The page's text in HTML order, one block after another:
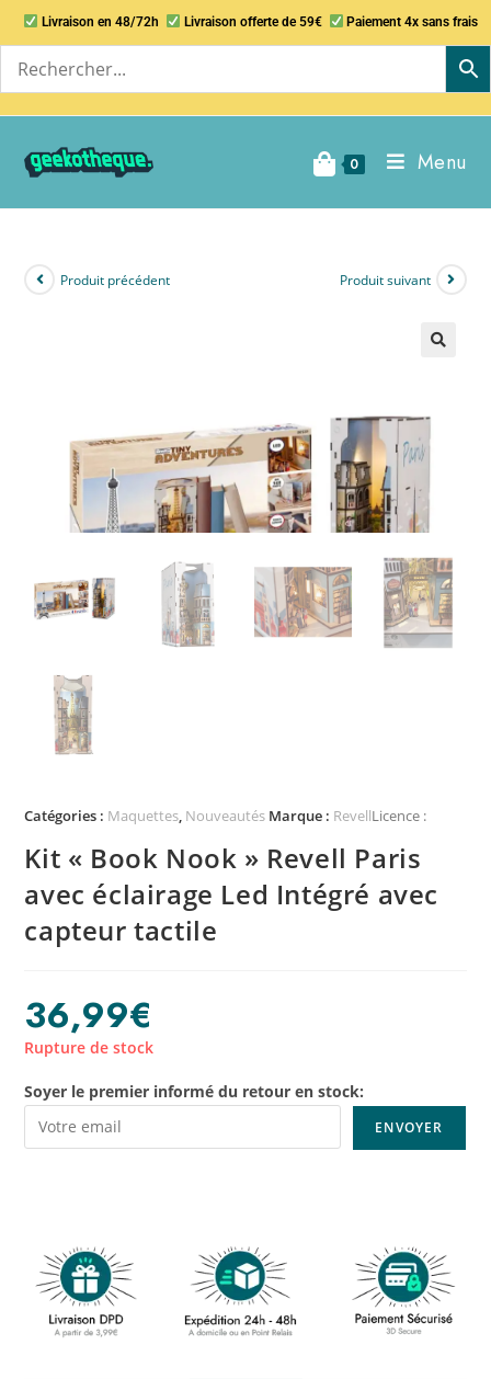
Livraison en 48/72h Livraison offerte de 59€ Paiement 4x sans frais
0 Menu
Produit précédent Produit suivant
Catégories : Maquettes, Nouveautés Marque : RevellLicence :
Kit « Book Nook » Revell Paris
avec éclairage Led Intégré avec
capteur tactile
36,99€
Rupture de stock
Soyer le premier informé du retour en stock: